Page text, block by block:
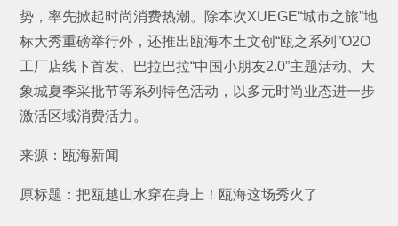
势，率先掀起时尚消费热潮。除本次XUEGE“城市之旅”地
标大秀重磅举行外，还推出瓯海本土文创“瓯之系列”O2O
工厂店线下首发、巴拉巴拉“中国小朋友2.0”主题活动、大
象城夏季采批节等系列特色活动，以多元时尚业态进一步
激活区域消费活力。
来源：瓯海新闻
原标题：把瓯越山水穿在身上！瓯海这场秀火了